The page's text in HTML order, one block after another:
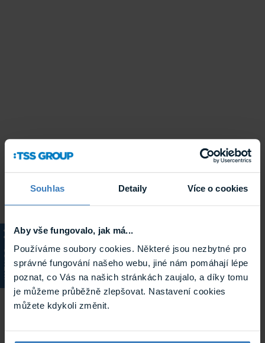
Souhlas Detaily Více o cookies
Aby vše fungovalo, jak má...
Používáme soubory cookies. Některé jsou nezbytné pro
správné fungování našeho webu, jiné nám pomáhají lépe
poznat, co Vás na našich stránkách zaujalo, a díky tomu
je můžeme průběžně zlepšovat. Nastavení cookies
můžete kdykoli změnit.
KATALOG